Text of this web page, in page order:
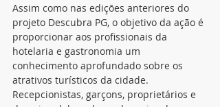
Assim como nas edições anteriores do
projeto Descubra PG, o objetivo da ação é
proporcionar aos profissionais da
hotelaria e gastronomia um
conhecimento aprofundado sobre os
atrativos turísticos da cidade.
Recepcionistas, garçons, proprietários e